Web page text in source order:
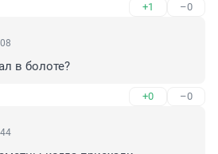
+1 –0
в болоте?
+0 –0